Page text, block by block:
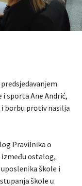
sporta Ane Andrić,
i borbu protiv nasilja
Pravilnika o
između ostalog,
škole i
škole u